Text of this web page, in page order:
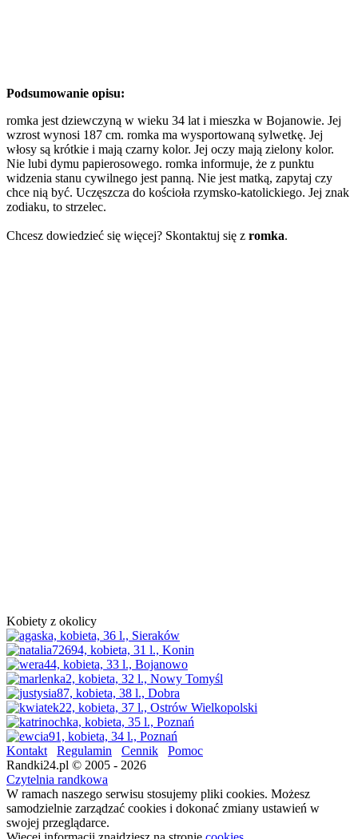
Podsumowanie opisu:
romka jest dziewczyną w wieku 34 lat i mieszka w Bojanowie. Jej
wzrost wynosi 187 cm. romka ma wysportowaną sylwetkę. Jej
włosy są krótkie i mają czarny kolor. Jej oczy mają zielony kolor.
Nie lubi dymu papierosowego. romka informuje, że z punktu
widzenia stanu cywilnego jest panną. Nie jest matką, zapytaj czy
chce nią być. Uczęszcza do kościoła rzymsko-katolickiego. Jej znak
zodiaku, to strzelec.
Chcesz dowiedzieć się więcej? Skontaktuj się z romka.
Kobiety z okolicy
Kontakt Regulamin Cennik
Pomoc
Randki24.pl © 2005 - 2026
Czytelnia randkowa
W ramach naszego serwisu stosujemy pliki cookies. Możesz
samodzielnie zarządzać cookies i dokonać zmiany ustawień w
swojej przeglądarce.